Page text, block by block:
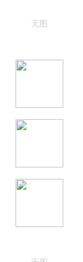
无图